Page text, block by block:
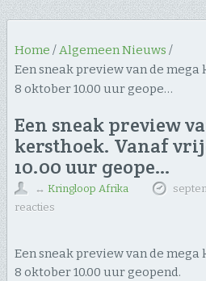
Home /Algemeen Nieuws /
Een sneak preview van de mega
8 oktober 10.00 uur geope…
Een sneak preview
kersthoek. Vanaf
10.00 uur geope…
↔ Kringloop Afrika
reacties
Een sneak preview van de mega
8 oktober 10.00 uur geopend.